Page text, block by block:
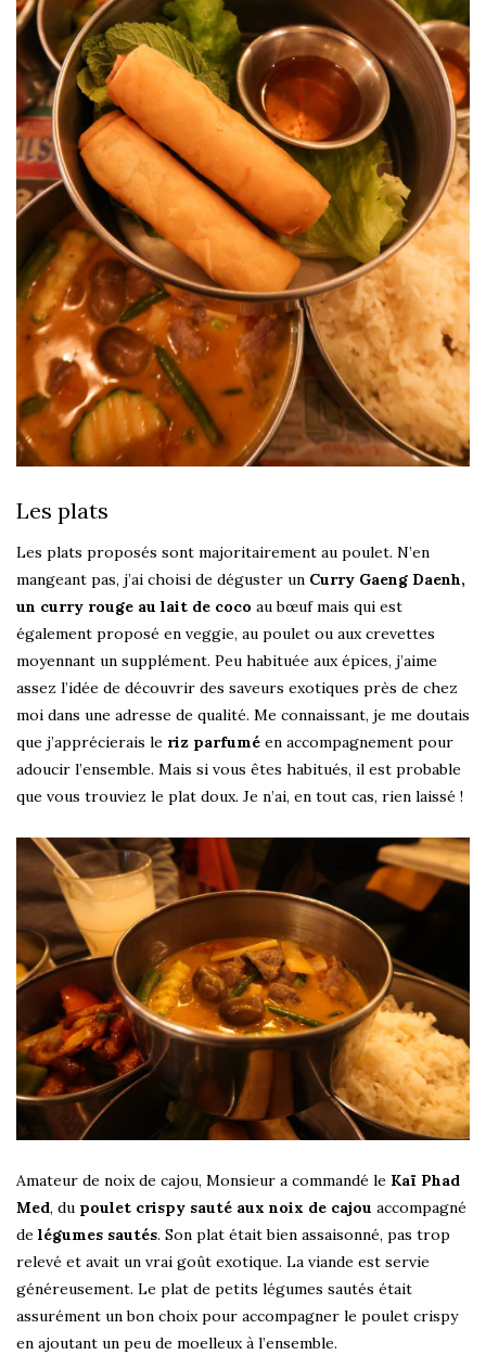
Les plats
Les plats proposés sont majoritairement au poulet. N’en
mangeant pas, j’ai choisi de déguster un Curry Gaeng Daenh,
un curry rouge au lait de coco au bœuf mais qui est
également proposé en veggie, au poulet ou aux crevettes
moyennant un supplément. Peu habituée aux épices, j’aime
assez l’idée de découvrir des saveurs exotiques près de chez
moi dans une adresse de qualité. Me connaissant, je me doutais
que j’apprécierais le riz parfumé en accompagnement pour
adoucir l’ensemble. Mais si vous êtes habitués, il est probable
que vous trouviez le plat doux. Je n’ai, en tout cas, rien laissé !
Amateur de noix de cajou, Monsieur a commandé le Kaï Phad
Med, du poulet crispy sauté aux noix de cajou accompagné
de légumes sautés. Son plat était bien assaisonné, pas trop
relevé et avait un vrai goût exotique. La viande est servie
généreusement. Le plat de petits légumes sautés était
assurément un bon choix pour accompagner le poulet crispy
en ajoutant un peu de moelleux à l’ensemble.